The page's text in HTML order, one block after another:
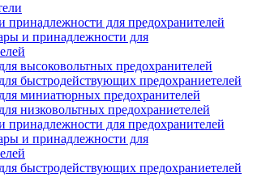
принадлежности для предохранителей
и принадлежности для
высоковольтных предохранителей
быстродействующих предохраниетелей
миниатюрных предохранителей
низковольтных предохраниетелей
принадлежности для предохранителей
и принадлежности для
быстродействующих предохраниетелей